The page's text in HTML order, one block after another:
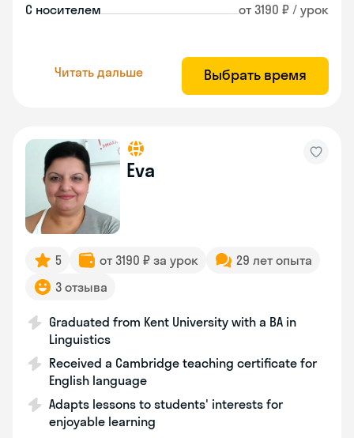
С носителем от 3190 ₽ / урок
Читать дальше Выбрать время
Eva
5 от 3190 ₽ за урок
29 лет опыта
3 отзыва
Graduated from Kent University with a BA in
Linguistics
Received a Cambridge teaching certificate for
English language
Adapts lessons to students' interests for
enjoyable learning